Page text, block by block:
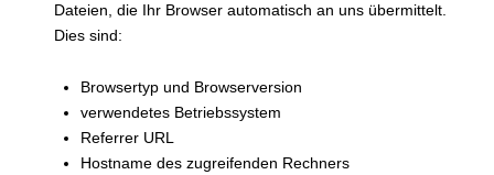
Dateien, die Ihr Browser automatisch an uns übermittelt.
Dies sind:
Browsertyp und Browserversion
verwendetes Betriebssystem
Referrer URL
Hostname des zugreifenden Rechners